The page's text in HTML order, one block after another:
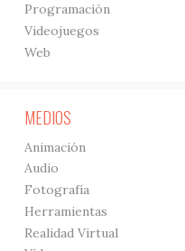
Programación
Videojuegos
Web
MEDIOS
Animación
Audio
Fotografía
Herramientas
Realidad Virtual